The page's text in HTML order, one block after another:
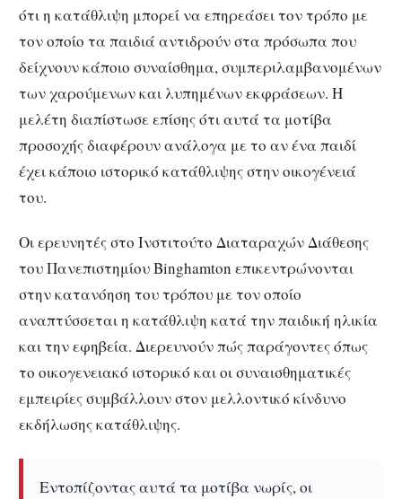
ότι η κατάθλιψη μπορεί να επηρεάσει τον τρόπο με
τον οποίο τα παιδιά αντιδρούν στα πρόσωπα που
δείχνουν κάποιο συναίσθημα, συμπεριλαμβανομένων
των χαρούμενων και λυπημένων εκφράσεων. Η
μελέτη διαπίστωσε επίσης ότι αυτά τα μοτίβα
προσοχής διαφέρουν ανάλογα με το αν ένα παιδί
έχει κάποιο ιστορικό κατάθλιψης στην οικογένειά
του.
Οι ερευνητές στο Ινστιτούτο Διαταραχών Διάθεσης
του Πανεπιστημίου Binghamton επικεντρώνονται
στην κατανόηση του τρόπου με τον οποίο
αναπτύσσεται η κατάθλιψη κατά την παιδική ηλικία
και την εφηβεία. Διερευνούν πώς παράγοντες όπως
το οικογενειακό ιστορικό και οι συναισθηματικές
εμπειρίες συμβάλλουν στον μελλοντικό κίνδυνο
εκδήλωσης κατάθλιψης.
Εντοπίζοντας αυτά τα μοτίβα νωρίς, οι